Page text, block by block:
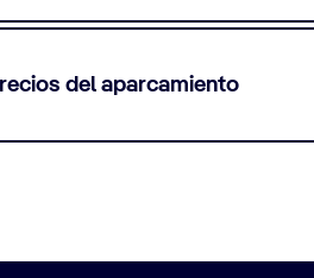
del aparcamiento